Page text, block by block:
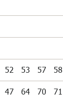
52 53 57 58
47 64 70 71